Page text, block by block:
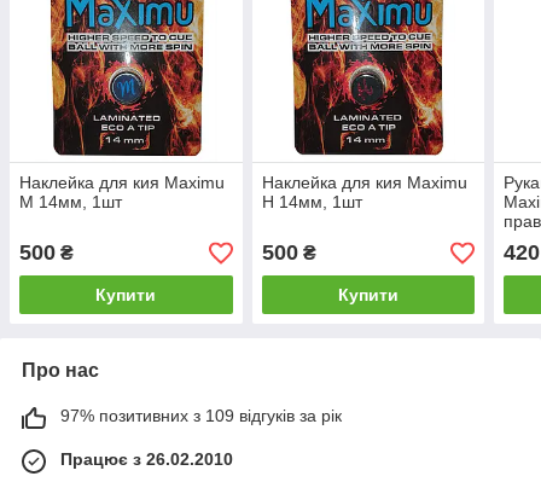
Наклейка для кия Maximu
M 14мм, 1шт
500 ₴
Купити
Наклейка для кия Maximu
H 14мм, 1шт
500₴
Купити
420
Про нас
97% позитивних з 109 відгуків за рік
Працює з 26.02.2010